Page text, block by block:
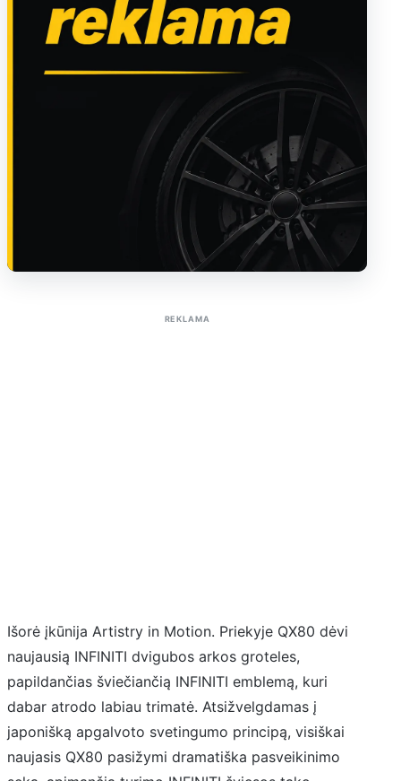
REKLAMA
Išorė įkūnija Artistry in Motion. Priekyje QX80 dėvi
naujausią INFINITI dvigubos arkos groteles,
papildančias šviečiančią INFINITI emblemą, kuri
dabar atrodo labiau trimatė. Atsižvelgdamas į
japonišką apgalvoto svetingumo principą, visiškai
naujasis QX80 pasižymi dramatiška pasveikinimo